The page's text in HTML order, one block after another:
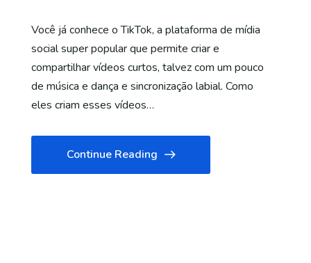
Você já conhece o TikTok, a plataforma de mídia
social super popular que permite criar e
compartilhar vídeos curtos, talvez com um pouco
de música e dança e sincronização labial. Como
eles criam esses vídeos…
Continue Reading